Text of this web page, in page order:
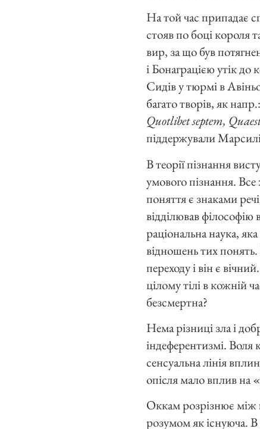
На той час припадає
стояв по боці короля
вир, за що був
і Бонаграцією утік
Сидів у тюрмі в
багато творів, як
Quotlibet septem,
піддержували
В теорії пізнання
умового пізнання.
поняття є знаками
відділював філософію
раціональна наука,
відношень тих
переходу і він є
цілому тілі в кожній
безсмертна?
Нема різниці зла і
індеферентизмі. Воля
сенсуальна лінія
опісля мало вплив на
Оккам розрізнює між
розумом як існуюча. В